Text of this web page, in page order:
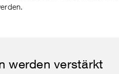
werden verstärkt